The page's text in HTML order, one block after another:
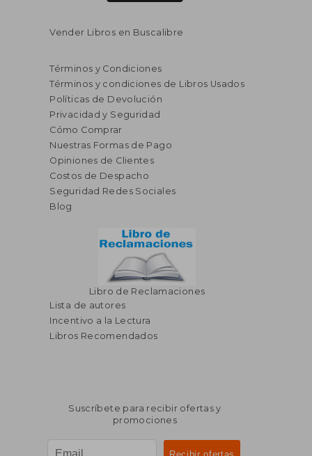
Vender Libros en Buscalibre
Términos y Condiciones
Términos y condiciones de Libros Usados
Políticas de Devolución
Privacidad y Seguridad
Cómo Comprar
Nuestras Formas de Pago
Opiniones de Clientes
Costos de Despacho
Seguridad Redes Sociales
Blog
Libro de Reclamaciones
Lista de autores
Incentivo a la Lectura
Libros Recomendados
Suscríbete para recibir ofertas y
promociones